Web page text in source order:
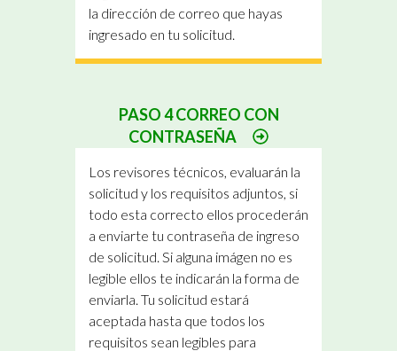
la dirección de correo que hayas
ingresado en tu solicitud.
PASO 4 CORREO CON
CONTRASEÑA
Los revisores técnicos, evaluarán la
solicitud y los requisitos adjuntos, si
todo esta correcto ellos procederán
a enviarte tu contraseña de ingreso
de solicitud. Si alguna imágen no es
legible ellos te indicarán la forma de
enviarla. Tu solicitud estará
aceptada hasta que todos los
requisitos sean legibles para